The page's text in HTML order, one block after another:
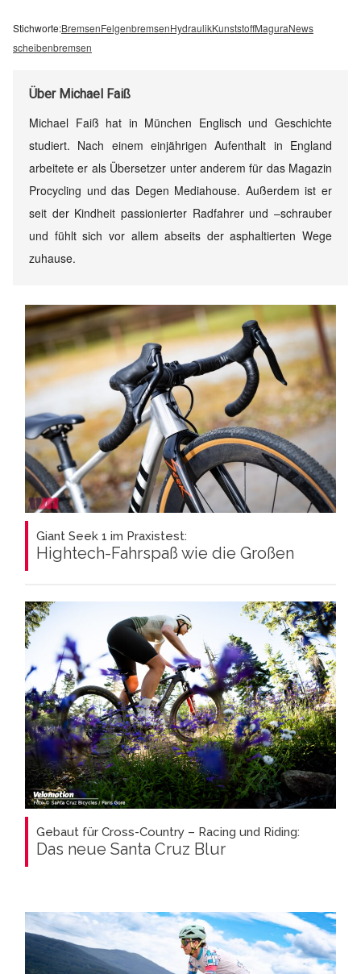
Stichworte:BremsenFelgenbremsenHydraulikKunststoffMaguraNews
scheibenbremsen
Über Michael Faiß
Michael Faiß hat in München Englisch und Geschichte
studiert. Nach einem einjährigen Aufenthalt in England
arbeitete er als Übersetzer unter anderem für das Magazin
Procycling und das Degen Mediahouse. Außerdem ist er
seit der Kindheit passionierter Radfahrer und –schrauber
und fühlt sich vor allem abseits der asphaltierten Wege
zuhause.
Giant Seek 1 im Praxistest:
Hightech-Fahrspaß wie die Großen
Gebaut für Cross-Country – Racing und Riding:
Das neue Santa Cruz Blur